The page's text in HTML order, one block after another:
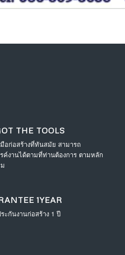
THE TOOLS
อก่อสร้างที่ทันสมัย สามารถ
รค์งานได้ตามที่ท่านต้องการ ตามหลัก
1YEAR
ะกันงานก่อสร้าง 1 ปี